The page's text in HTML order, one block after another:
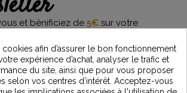
et bénificiez de 5€ sur votre
des dernières nouveautés
afin d’assurer le bon fonctionnement
expérience d’achat, analyser le trafic et
du site, ainsi que pour vous proposer
selon vos centres d’intérêt. Acceptez-vous